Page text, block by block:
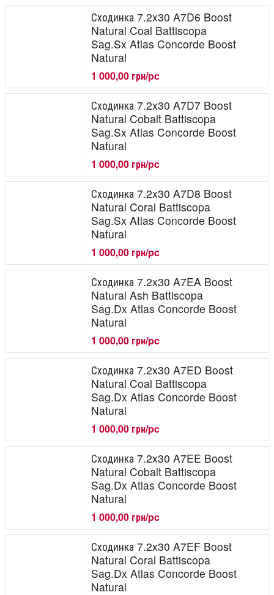
Сходинка 7.2x30 A7D6 Boost
Natural Coal Battiscopa
Sag.Sx Atlas Concorde Boost
Natural
1 000,00 грн/pc
Сходинка 7.2x30 A7D7 Boost
Natural Cobalt Battiscopa
Sag.Sx Atlas Concorde Boost
Natural
1 000,00 грн/pc
Сходинка 7.2x30 A7D8 Boost
Natural Coral Battiscopa
Sag.Sx Atlas Concorde Boost
Natural
1 000,00 грн/pc
Сходинка 7.2x30 A7EA Boost
Natural Ash Battiscopa
Sag.Dx Atlas Concorde Boost
Natural
1 000,00 грн/pc
Сходинка 7.2x30 A7ED Boost
Natural Coal Battiscopa
Sag.Dx Atlas Concorde Boost
Natural
1 000,00 грн/pc
Сходинка 7.2x30 A7EE Boost
Natural Cobalt Battiscopa
Sag.Dx Atlas Concorde Boost
Natural
1 000,00 грн/pc
Сходинка 7.2x30 A7EF Boost
Natural Coral Battiscopa
Sag.Dx Atlas Concorde Boost
Natural